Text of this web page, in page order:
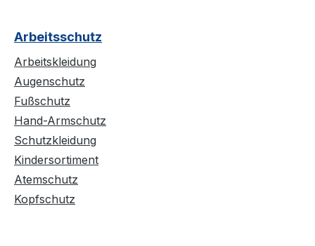
Arbeitsschutz
Arbeitskleidung
Augenschutz
Fußschutz
Hand-Armschutz
Schutzkleidung
Kindersortiment
Atemschutz
Kopfschutz